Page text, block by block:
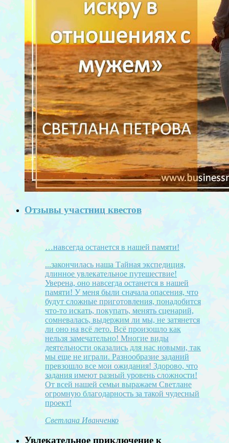
Отзывы участниц квестов
…навсегда останется в нашей памяти!
...закончилась наша Тайная экспедиция,
длинное увлекательное путешествие!
Уверена, оно навсегда останется в нашей
памяти! У меня были сначала опасения, что
будут сложные приготовления, понадобится
что-то искать, покупать, менять сценарий,
сомневалась, выдержим ли мы, не затянется
ли оно на всё лето. Всё произошло как
нельзя замечательно! Многие виды
деятельности оказались для нас новыми, так
мы еще не играли. Разнообразие заданий
превзошло все мои ожидания! Здорово, что
задания имеют разный уровень сложности!
От всей нашей семьи выражаем Светлане
огромную благодарность за такой чудесный
проект!
Светлана Иванченко
Увлекательное приключение к